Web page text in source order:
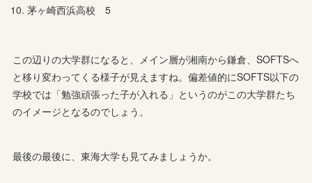
茅ヶ崎西浜高校 5
この辺りの大学群になると、メイン層が湘南から鎌倉、SOFTSへ
と移り変わってくる様子が見えますね。偏差値的にSOFTS以下の
学校では「勉強頑張った子が入れる」というのがこの大学群たち
のイメージとなるのでしょう。
最後の最後に、東海大学も見てみましょうか。